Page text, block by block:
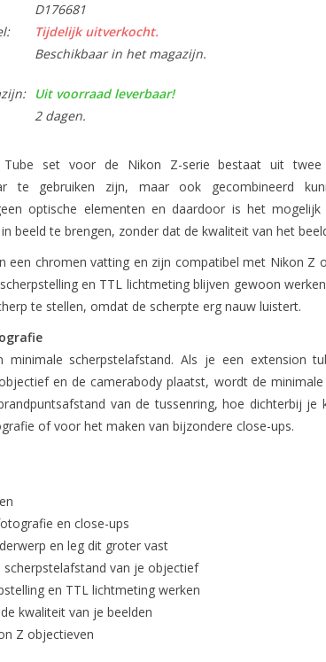
D176681
Tijdelijk uitverkocht.
Beschikbaar in het magazijn.
Uit voorraad leverbaar!
2 dagen.
Tube set voor de Nikon Z-serie bestaat uit twee
te gebruiken zijn, maar ook gecombineerd
optische elementen en daardoor is het
beeld te brengen, zonder dat de kwaliteit van het
een chromen vatting en zijn compatibel met Nikon Z
en TTL lichtmeting blijven gewoon
te stellen, omdat de scherpte erg nauw luistert.
minimale scherpstelafstand. Als je een extension
en de camerabody plaatst, wordt de minimale
van de tussenring, hoe dichterbij je
of voor het maken van bijzondere close-ups.
en close-ups
en leg dit groter vast
scherpstelafstand van je objectief
en TTL lichtmeting werken
kwaliteit van je beelden
Z objectieven